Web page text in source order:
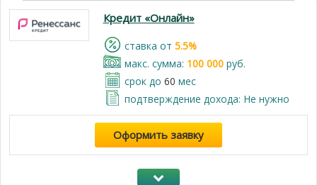
Кредит «Онлайн»
cтавка от 5.5%
макс. сумма: 100 000руб.
срок до 60 мес
подтверждение дохода: Не нужно
Оформить заявку